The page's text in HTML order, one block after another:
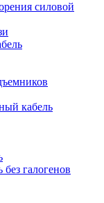
силовой
кабель
галогенов